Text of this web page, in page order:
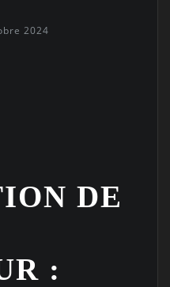
2024
DE
: